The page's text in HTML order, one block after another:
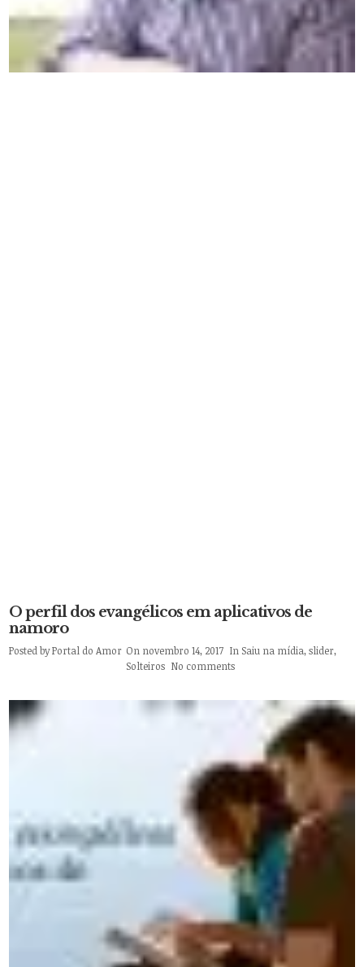
O perfil dos evangélicos em aplicativos de
namoro
Posted byPortal do Amor On novembro 14, 2017 In Saiu na mídia,slider,
Solteiros No comments